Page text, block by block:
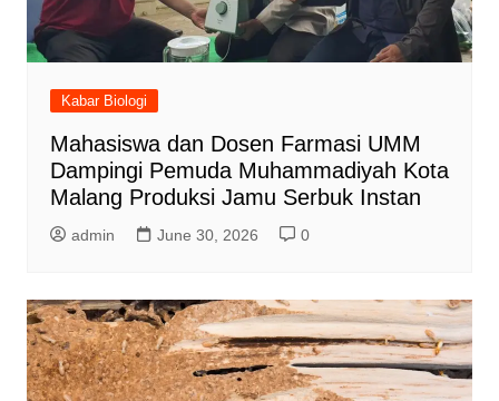
Kabar Biologi
Mahasiswa dan Dosen Farmasi UMM
Dampingi Pemuda Muhammadiyah Kota
Malang Produksi Jamu Serbuk Instan
admin June 30, 2026 0